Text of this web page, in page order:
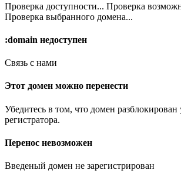
Проверка доступности... Проверка
Проверка выбранного домена...
:domain недоступен
Связь с нами
Этот домен можно перенести
Убедитесь в том, что домен разблокирован
регистратора.
Перенос невозможен
Введеный домен не зарегистрирован